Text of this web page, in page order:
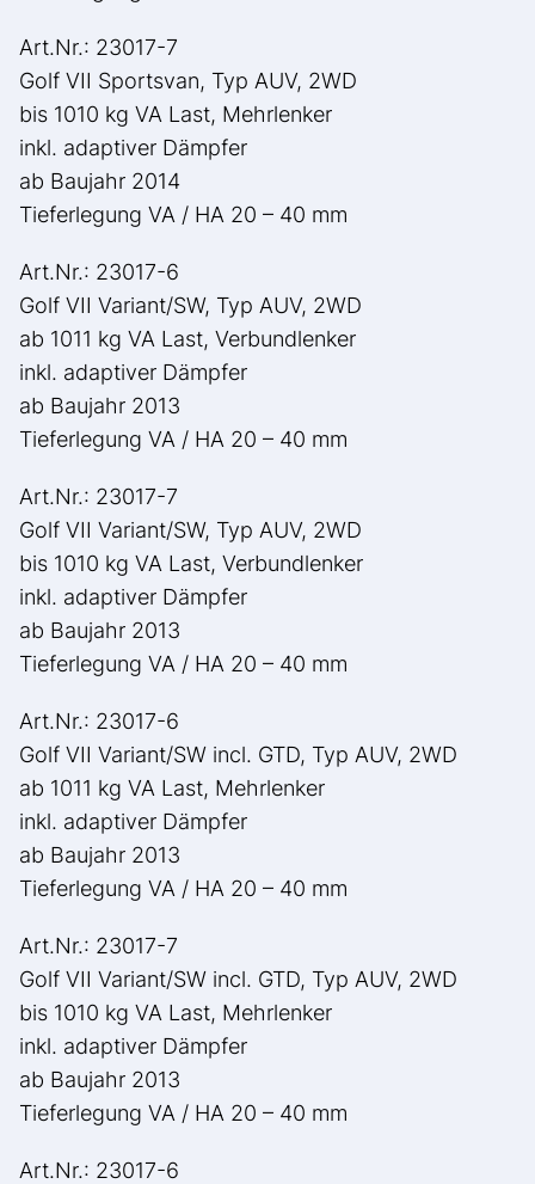
Art.Nr.: 23017-7
Golf VII Sportsvan, Typ AUV, 2WD
bis 1010 kg VA Last, Mehrlenker
inkl. adaptiver Dämpfer
ab Baujahr 2014
Tieferlegung VA / HA 20 – 40 mm
Art.Nr.: 23017-6
Golf VII Variant/SW, Typ AUV, 2WD
ab 1011 kg VA Last, Verbundlenker
inkl. adaptiver Dämpfer
ab Baujahr 2013
Tieferlegung VA / HA 20 – 40 mm
Art.Nr.: 23017-7
Golf VII Variant/SW, Typ AUV, 2WD
bis 1010 kg VA Last, Verbundlenker
inkl. adaptiver Dämpfer
ab Baujahr 2013
Tieferlegung VA / HA 20 – 40 mm
Art.Nr.: 23017-6
Golf VII Variant/SW incl. GTD, Typ AUV, 2WD
ab 1011 kg VA Last, Mehrlenker
inkl. adaptiver Dämpfer
ab Baujahr 2013
Tieferlegung VA / HA 20 – 40 mm
Art.Nr.: 23017-7
Golf VII Variant/SW incl. GTD, Typ AUV, 2WD
bis 1010 kg VA Last, Mehrlenker
inkl. adaptiver Dämpfer
ab Baujahr 2013
Tieferlegung VA / HA 20 – 40 mm
Art.Nr.: 23017-6